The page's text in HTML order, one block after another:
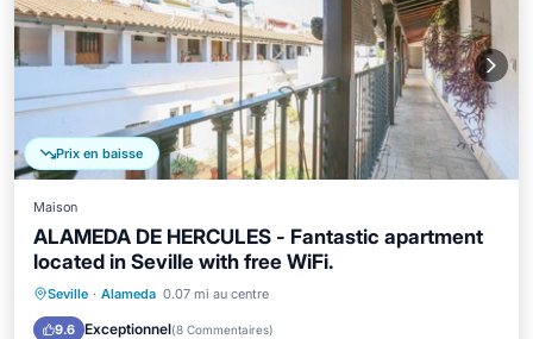
Prix en baisse
Maison
ALAMEDA DE HERCULES - Fantastic apartment
located in Seville with free WiFi.
Seville · Alameda 0.07 mi au centre
9.6 Exceptionnel(8 Commentaires)
Cuisine Climatisation
Adapté aux enfants